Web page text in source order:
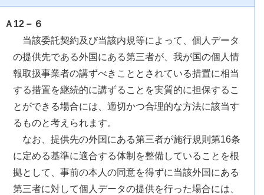
Ａ12－６
当該委託契約及び当該内規等によって、個人データ
の提供先である外国にある第三者が、我が国の個人情
報取扱事業者の講ずべきこととされている措置に相当
する措置を継続的に講ずることを実質的に担保するこ
とができる場合には、適切かつ合理的な方法に該当す
るものと考えられます。
なお、提供先の外国にある第三者が施行規則第16条
に定める基準に適合する体制を整備していることを根
拠として、事前の本人の同意を得ずに当該外国にある
第三者に対して個人データの提供を行った場合には、